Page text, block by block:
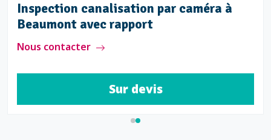
Inspection canalisation par caméra à
Beaumont avec rapport
Nous contacter
Sur devis